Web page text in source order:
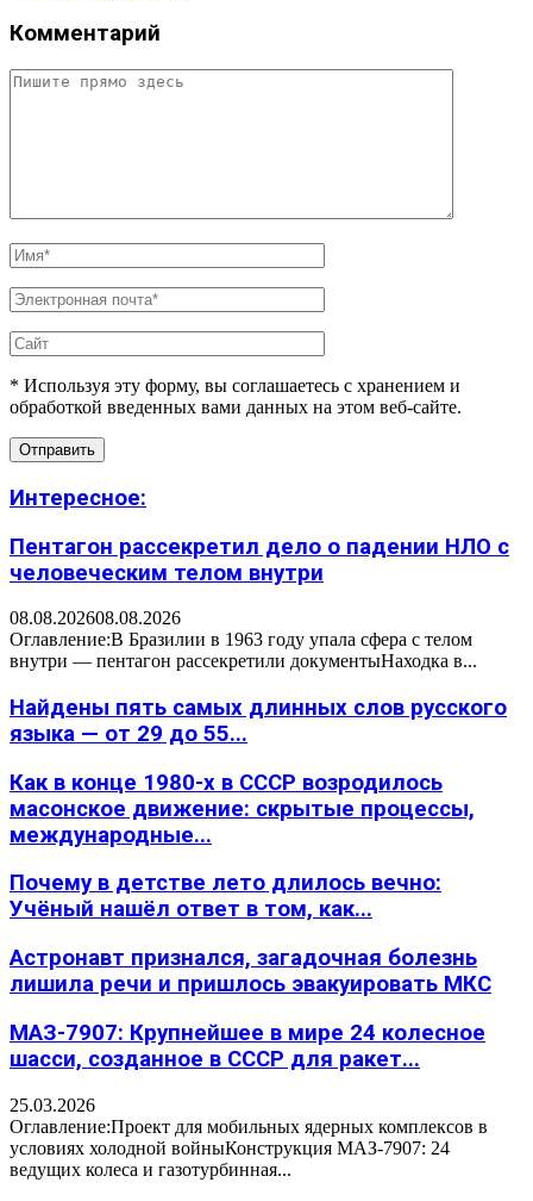
Комментарий
* Используя эту форму, вы соглашаетесь с хранением и
обработкой введенных вами данных на этом веб-сайте.
Интересное:
Пентагон рассекретил дело о падении НЛО с
человеческим телом внутри
08.08.202608.08.2026
Оглавление:В Бразилии в 1963 году упала сфера с телом
внутри — пентагон рассекретили документыНаходка в...
Найдены пять самых длинных слов русского
языка — от 29 до 55...
Как в конце 1980-х в СССР возродилось
масонское движение: скрытые процессы,
международные...
Почему в детстве лето длилось вечно:
Учёный нашёл ответ в том, как...
Астронавт признался, загадочная болезнь
лишила речи и пришлось эвакуировать МКС
МАЗ-7907: Крупнейшее в мире 24 колесное
шасси, созданное в СССР для ракет...
25.03.2026
Оглавление:Проект для мобильных ядерных комплексов в
условиях холодной войныКонструкция МАЗ-7907: 24
ведущих колеса и газотурбинная...